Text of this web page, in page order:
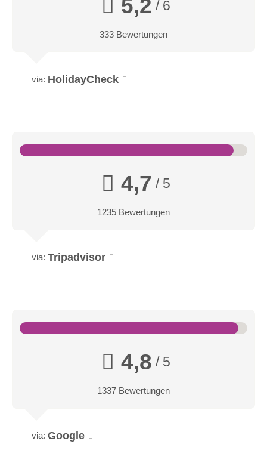
5,2 / 6
333 Bewertungen
via: HolidayCheck
4,7 / 5
1235 Bewertungen
via: Tripadvisor
4,8 / 5
1337 Bewertungen
via: Google